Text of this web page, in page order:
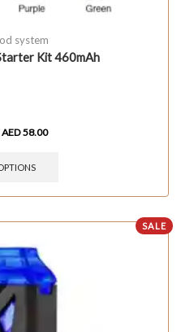
system
Kit 460mAh
AED58.00
SALE